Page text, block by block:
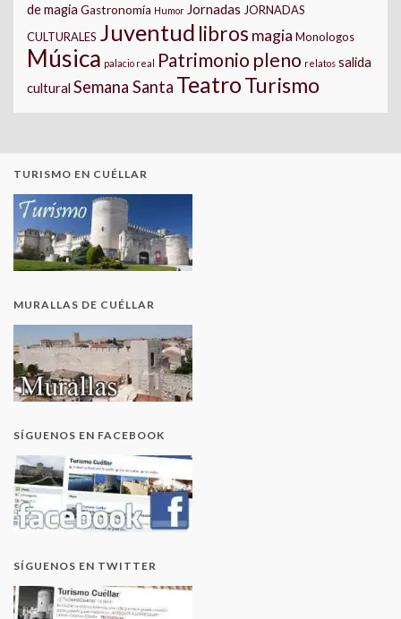
de magia Gastronomía Humor Jornadas JORNADAS
CULTURALES Juventud libros magia Monologos
Música palacio real Patrimonio pleno relatos salida
cultural Semana Santa TeatroTurismo
TURISMO EN CUÉLLAR
MURALLAS DE CUÉLLAR
SÍGUENOS EN FACEBOOK
SÍGUENOS EN TWITTER